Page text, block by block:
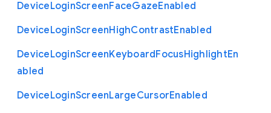
DeviceLoginScreenFaceGazeEnabled
DeviceLoginScreenHighContrastEnabled
DeviceLoginScreenKeyboardFocusHighlightEn
abled
DeviceLoginScreenLargeCursorEnabled